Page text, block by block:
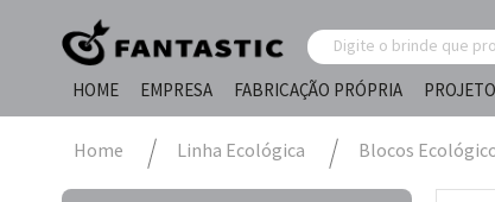
HOME
EMPRESA FABRICAÇÃO PRÓPRIA
Home Linha Ecológica Blocos